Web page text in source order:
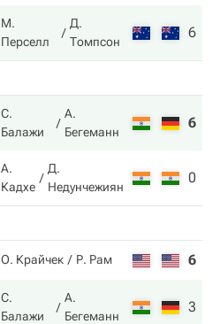
М.
Перселл
Д.
Томпсон
6
С.
Балажи
А.
Бегеманн
6
А.
Кадхе
Д.
Недунчежиян
0
О. Крайчек Р. Рам 6
С.
Балажи
А.
Бегеманн
3